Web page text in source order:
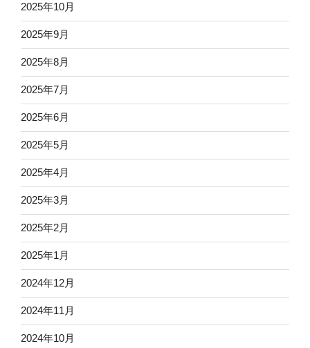
2025年10月
2025年9月
2025年8月
2025年7月
2025年6月
2025年5月
2025年4月
2025年3月
2025年2月
2025年1月
2024年12月
2024年11月
2024年10月